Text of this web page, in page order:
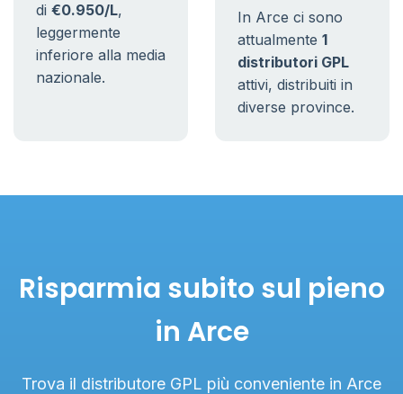
di €0.950/L,
leggermente
inferiore alla media
nazionale.
In Arce ci sono
attualmente 1
distributori GPL
attivi, distribuiti in
diverse province.
Risparmia subito sul pieno
in Arce
Trova il distributore GPL più conveniente in Arce